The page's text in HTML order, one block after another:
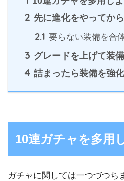
2 先に進化をやってか
2.1 要らない装備を合
3 グレードを上げて装
4 詰まったら装備を強
10連ガチャを多用
ガチャに関しては一つづつち